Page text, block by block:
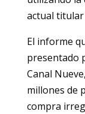
actual titular
El informe
presentado
Canal
millones de
compra